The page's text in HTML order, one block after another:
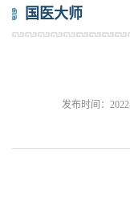
国医大师
发布时间：